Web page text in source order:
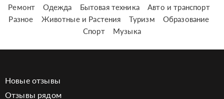
Ремонт
Одежда Бытовая техника
Авто и транспорт
Разное
Животные и Растения Туризм
Образование
Спорт
Музыка
Новые отзывы
Отзывы рядом